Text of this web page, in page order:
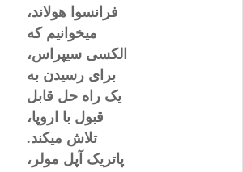
فرانسوا هولاند،
میخوانیم که
الکسی سیپراس،
برای رسیدن به
یک راه حل قابل
قبول با اروپا،
تلاش میکند.
پاتریک آپل مولر،